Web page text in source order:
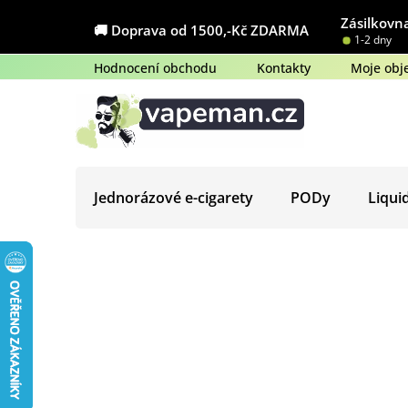
obsah
🚚 Doprava od 1500,-Kč ZDARMA
1-2 dny
Hodnocení obchodu Kontakty Moje
Jednorázové e-cigarety PODy